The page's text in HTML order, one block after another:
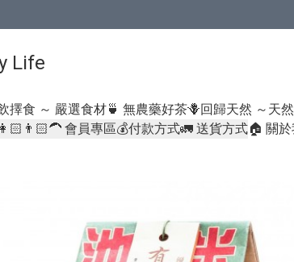
Life
擇食 ～ 嚴選食材🍵 無農藥好茶🪻回歸天然 ～天
👩🏻👨🏻‍🦱 會員專區💰付款方式🚛 送貨方式🏠 關